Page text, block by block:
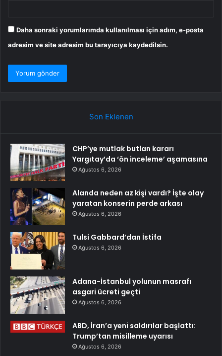
Daha sonraki yorumlarımda kullanılması için adım, e-posta
adresim ve site adresim bu tarayıcıya kaydedilsin.
Son Eklenen
CHP’ye mutlak butlan kararı
Yargıtay’da ‘ön inceleme’ aşamasına
Ağustos 6, 2026
Alanda neden az kişi vardı? İşte olay
yaratan konserin perde arkası
Ağustos 6, 2026
Tulsi Gabbard’dan İstifa
Ağustos 6, 2026
Adana-İstanbul yolunun masrafı
asgari ücreti geçti
Ağustos 6, 2026
ABD, İran’a yeni saldırılar başlattı:
Trump’tan misilleme uyarısı
Ağustos 6, 2026